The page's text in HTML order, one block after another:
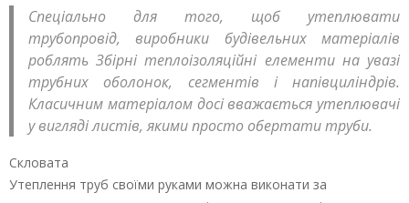
Спеціально для того, щоб утеплювати
трубопровід, виробники будівельних матеріалів
роблять Збірні теплоізоляційні елементи на увазі
трубних оболонок, сегментів і напівциліндрів.
Класичним матеріалом досі вважається утеплювачі
у вигляді листів, якими просто обертати труби.
Скловата
Утеплення труб своїми руками можна виконати за